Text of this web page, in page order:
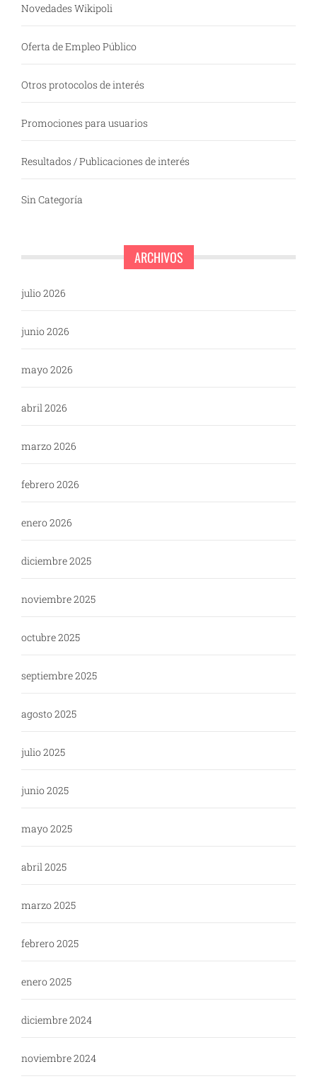
Novedades Wikipoli
Oferta de Empleo Público
Otros protocolos de interés
Promociones para usuarios
Resultados / Publicaciones de interés
Sin Categoría
ARCHIVOS
julio 2026
junio 2026
mayo 2026
abril 2026
marzo 2026
febrero 2026
enero 2026
diciembre 2025
noviembre 2025
octubre 2025
septiembre 2025
agosto 2025
julio 2025
junio 2025
mayo 2025
abril 2025
marzo 2025
febrero 2025
enero 2025
diciembre 2024
noviembre 2024